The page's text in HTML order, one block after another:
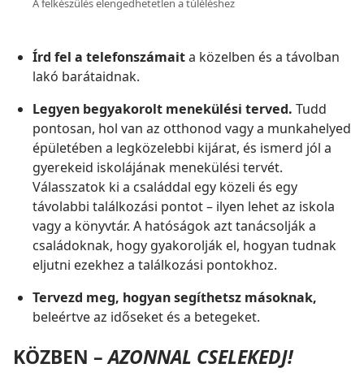
A felkészülés elengedhetetlen a túléléshez
Írd fel a telefonszámaita közelben és a távolban
lakó barátaidnak.
Legyen begyakorolt menekülési terved. Tudd
pontosan, hol van az otthonod vagy a munkahelyed
épületében a legközelebbi kijárat, és ismerd jól a
gyerekeid iskolájának menekülési tervét.
Válasszatok ki a családdal egy közeli és egy
távolabbi találkozási pontot – ilyen lehet az iskola
vagy a könyvtár. A hatóságok azt tanácsolják a
családoknak, hogy gyakorolják el, hogyan tudnak
eljutni ezekhez a találkozási pontokhoz.
Tervezd meg, hogyan segíthetsz másoknak,
beleértve az időseket és a betegeket.
KÖZBEN –AZONNAL CSELEKEDJ!